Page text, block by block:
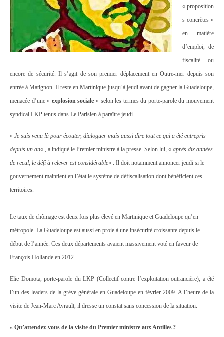
« proposition
s concrètes »
en matière
d’emploi, de
fiscalité ou
encore de sécurité. Il s’agit de son premier déplacement en Outre-mer depuis son
entrée à Matignon. Il reste en Martinique jusqu’à jeudi avant de gagner la Guadeloupe,
menacée d’une « explosion sociale » selon les termes du porte-parole du mouvement
syndical LKP tenus dans Le Parisien à paraître jeudi.
« Je suis venu là pour écouter, dialoguer mais aussi dire tout ce qui a été entrepris
depuis un an« , a indiqué le Premier ministre à la presse. Selon lui, « après dix années
de recul, le défi à relever est considérable« . Il doit notamment annoncer jeudi si le
gouvernement maintient en l’état le système de défiscalisation dont bénéficient ces
territoires.
Le taux de chômage est deux fois plus élevé en Martinique et Guadeloupe qu’en
métropole. La Guadeloupe est aussi en proie à une insécurité croissante depuis le
début de l’année. Ces deux départements avaient massivement voté en faveur de
François Hollande en 2012.
Elie Domota, porte-parole du LKP (Collectif contre l’exploitation outrancière), a été
l’un des leaders de la grève générale en Guadeloupe en février 2009. A l’heure de la
visite de Jean-Marc Ayrault, il dresse un constat sans concession de la situation.
« Qu’attendez-vous de la visite du Premier ministre aux Antilles ?